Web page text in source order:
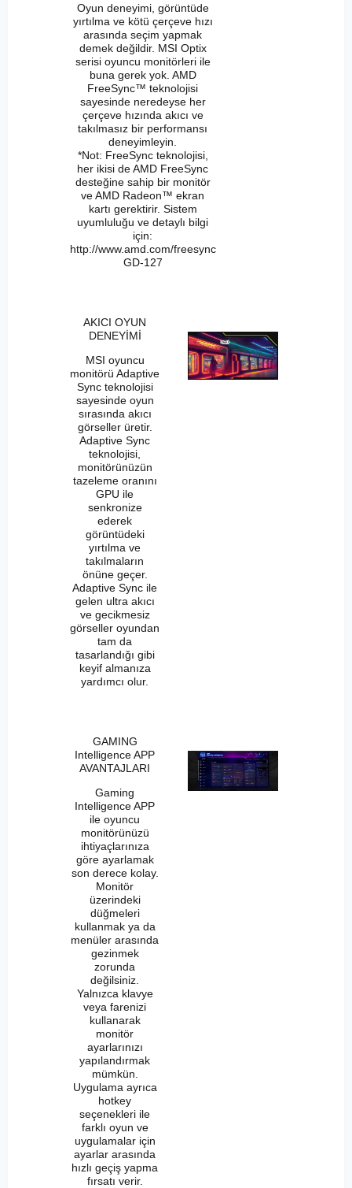
Oyun deneyimi, görüntüde
yırtılma ve kötü çerçeve hızı
arasında seçim yapmak
demek değildir. MSI Optix
serisi oyuncu monitörleri ile
buna gerek yok. AMD
FreeSync™ teknolojisi
sayesinde neredeyse her
çerçeve hızında akıcı ve
takılmasız bir performansı
deneyimleyin.
*Not: FreeSync teknolojisi,
her ikisi de AMD FreeSync
desteğine sahip bir monitör
ve AMD Radeon™ ekran
kartı gerektirir. Sistem
uyumluluğu ve detaylı bilgi
için:
http://www.amd.com/freesync
GD-127
AKICI OYUN
DENEYİMİ
MSI oyuncu
monitörü Adaptive
Sync teknolojisi
sayesinde oyun
sırasında akıcı
görseller üretir.
Adaptive Sync
teknolojisi,
monitörünüzün
tazeleme oranını
GPU ile
senkronize
ederek
görüntüdeki
yırtılma ve
takılmaların
önüne geçer.
Adaptive Sync ile
gelen ultra akıcı
ve gecikmesiz
görseller oyundan
tam da
tasarlandığı gibi
keyif almanıza
yardımcı olur.
GAMING
Intelligence APP
AVANTAJLARI
Gaming
Intelligence APP
ile oyuncu
monitörünüzü
ihtiyaçlarınıza
göre ayarlamak
son derece kolay.
Monitör
üzerindeki
düğmeleri
kullanmak ya da
menüler arasında
gezinmek
zorunda
değilsiniz.
Yalnızca klavye
veya farenizi
kullanarak
monitör
ayarlarınızı
yapılandırmak
mümkün.
Uygulama ayrıca
hotkey
seçenekleri ile
farklı oyun ve
uygulamalar için
ayarlar arasında
hızlı geçiş yapma
fırsatı verir.